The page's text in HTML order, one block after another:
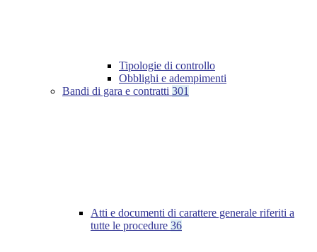
Tipologie di controllo
Obblighi e adempimenti
Bandi di gara e contratti 301
Atti e documenti di carattere generale riferiti a
tutte le procedure 36